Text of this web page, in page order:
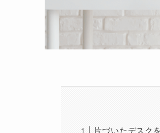
片づいたデスク